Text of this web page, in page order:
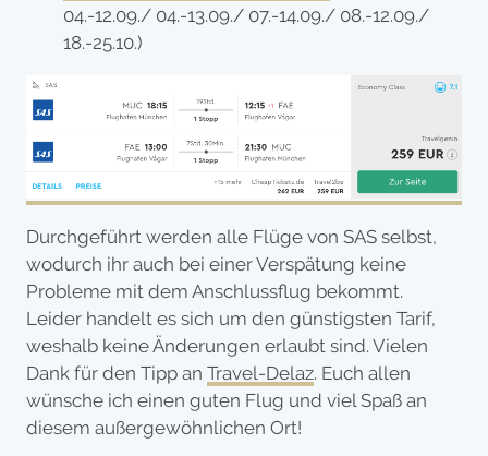
04.-12.09./ 04.-13.09./ 07.-14.09./ 08.-12.09./
18.-25.10.)
Durchgeführt werden alle Flüge von SAS selbst,
wodurch ihr auch bei einer Verspätung keine
Probleme mit dem Anschlussflug bekommt.
Leider handelt es sich um den günstigsten Tarif,
weshalb keine Änderungen erlaubt sind. Vielen
Dank für den Tipp an Travel-Delaz. Euch allen
wünsche ich einen guten Flug und viel Spaß an
diesem außergewöhnlichen Ort!